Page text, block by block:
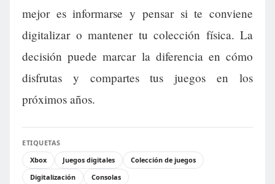
mejor es informarse y pensar si te conviene
digitalizar o mantener tu colección física. La
decisión puede marcar la diferencia en cómo
disfrutas y compartes tus juegos en los
próximos años.
ETIQUETAS
Xbox
Juegos digitales
Colección de juegos
Digitalización
Consolas